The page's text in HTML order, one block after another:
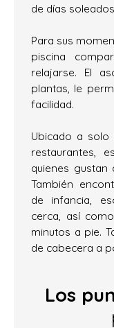
de días
Para sus
piscina
relajarse. El
plantas, le
facilidad.
Ubicado a
restaurantes,
quienes
También
de infancia,
cerca, así
minutos a pie.
de cabecera a
Los